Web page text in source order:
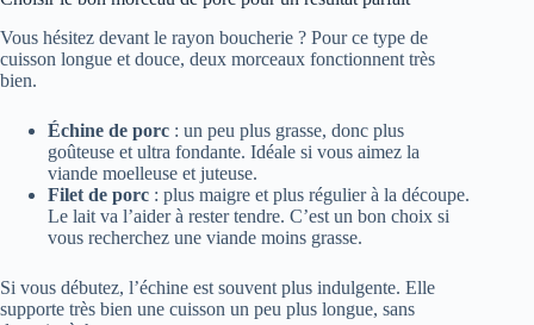
Vous hésitez devant le rayon boucherie ? Pour ce type de
cuisson longue et douce, deux morceaux fonctionnent très
bien.
Échine de porc : un peu plus grasse, donc plus
goûteuse et ultra fondante. Idéale si vous aimez la
viande moelleuse et juteuse.
Filet de porc : plus maigre et plus régulier à la découpe.
Le lait va l’aider à rester tendre. C’est un bon choix si
vous recherchez une viande moins grasse.
Si vous débutez, l’échine est souvent plus indulgente. Elle
supporte très bien une cuisson un peu plus longue, sans